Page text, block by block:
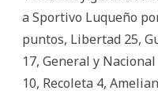
a Sportivo Luqueño
puntos, Libertad 25,
17, General y
10, Recoleta 4,